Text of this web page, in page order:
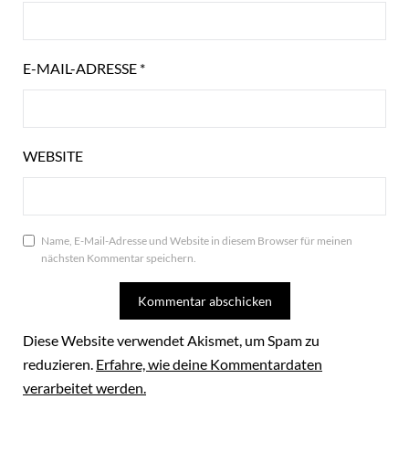
E-MAIL-ADRESSE *
WEBSITE
Name, E-Mail-Adresse und Website in diesem Browser für meinen
nächsten Kommentar speichern.
Diese Website verwendet Akismet, um Spam zu
reduzieren. Erfahre, wie deine Kommentardaten
verarbeitet werden.